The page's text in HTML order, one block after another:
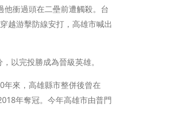
衝過頭在二壘前遭觸殺。台
越游擊防線安打，高雄市喊出
以完投勝成為晉級英雄。
年來，高雄縣市整併後曾在
年奪冠。今年高雄市由普門